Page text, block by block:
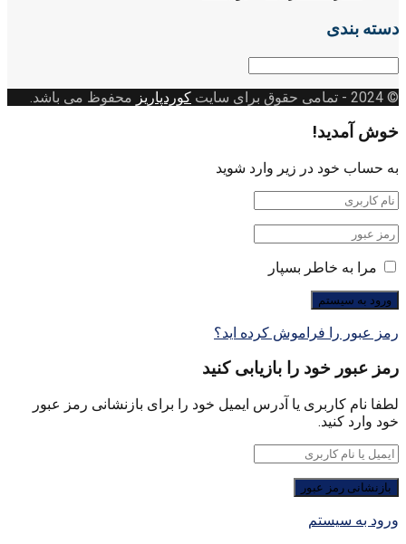
دسته بندی
دسته
© 2024
- تمامی حقوق برای سایت کوردپاریز محفوظ می باشد.
خوش آمدید!
به حساب خود در زیر وارد شوید
مرا به خاطر بسپار
رمز عبور را فراموش کرده اید؟
رمز عبور خود را بازیابی کنید
لطفا نام کاربری یا آدرس ایمیل خود را برای بازنشانی رمز عبور
خود وارد کنید.
ورود به سیستم